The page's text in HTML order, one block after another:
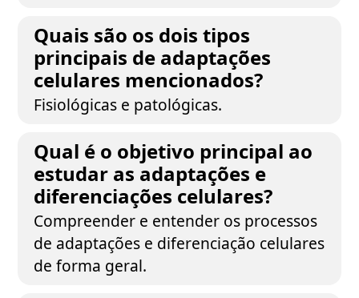
Quais são os dois tipos
principais de adaptações
celulares mencionados?
Fisiológicas e patológicas.
Qual é o objetivo principal ao
estudar as adaptações e
diferenciações celulares?
Compreender e entender os processos
de adaptações e diferenciação celulares
de forma geral.